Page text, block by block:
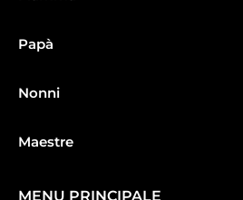
Papà
Nonni
Maestre
MENU PRINCIPALE